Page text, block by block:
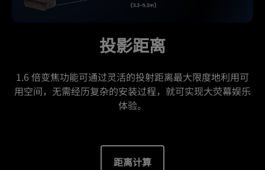
投影距离
1.6 倍变焦功能可通过灵活的投射距离最大限度地利用可
用空间，无需经历复杂的安装过程，就可实现大荧幕娱乐
体验。
距离计算